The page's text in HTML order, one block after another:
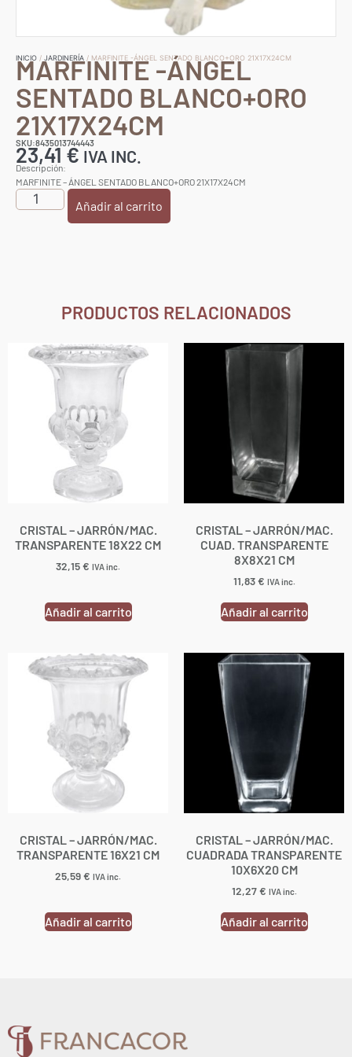
INICIO / JARDINERÍA / MARFINITE -ÁNGEL SENTADO BLANCO+ORO 21X17X24CM
MARFINITE -ÁNGEL
SENTADO BLANCO+ORO
21X17X24CM
SKU:8435013744443
23,41€ IVA INC.
Descripción:
MARFINITE – ÁNGEL SENTADO BLANCO+ORO 21X17X24CM
Añadir al carrito
PRODUCTOS RELACIONADOS
CRISTAL – JARRÓN/MAC.
TRANSPARENTE 18X22 CM
32,15€ IVA inc.
Añadir al carrito
CRISTAL – JARRÓN/MAC.
CUAD. TRANSPARENTE
8X8X21 CM
11,83€ IVA inc.
Añadir al carrito
CRISTAL – JARRÓN/MAC.
TRANSPARENTE 16X21 CM
25,59€ IVA inc.
Añadir al carrito
CRISTAL – JARRÓN/MAC.
CUADRADA TRANSPARENTE
10X6X20 CM
12,27€ IVA inc.
Añadir al carrito